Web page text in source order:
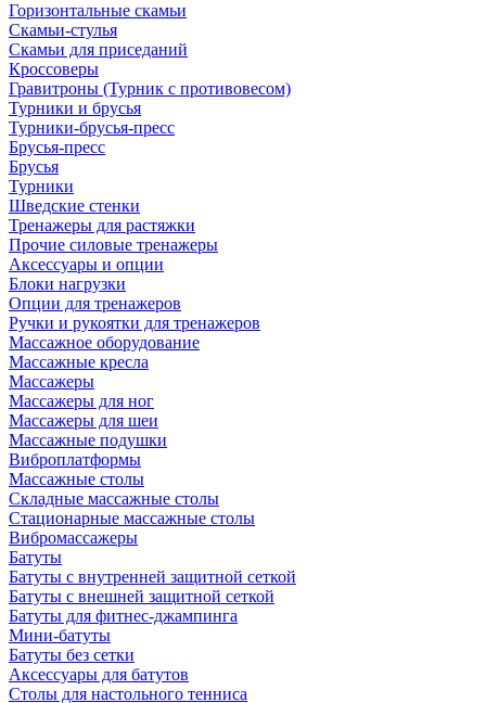
Горизонтальные скамьи
Скамьи-стулья
Скамьи для приседаний
Кроссоверы
Гравитроны (Турник с противовесом)
Турники и брусья
Турники-брусья-пресс
Брусья-пресс
Брусья
Турники
Шведские стенки
Тренажеры для растяжки
Прочие силовые тренажеры
Аксессуары и опции
Блоки нагрузки
Опции для тренажеров
Ручки и рукоятки для тренажеров
Массажное оборудование
Массажные кресла
Массажеры
Массажеры для ног
Массажеры для шеи
Массажные подушки
Виброплатформы
Массажные столы
Складные массажные столы
Стационарные массажные столы
Вибромассажеры
Батуты
Батуты с внутренней защитной сеткой
Батуты с внешней защитной сеткой
Батуты для фитнес-джампинга
Мини-батуты
Батуты без сетки
Аксессуары для батутов
Столы для настольного тенниса